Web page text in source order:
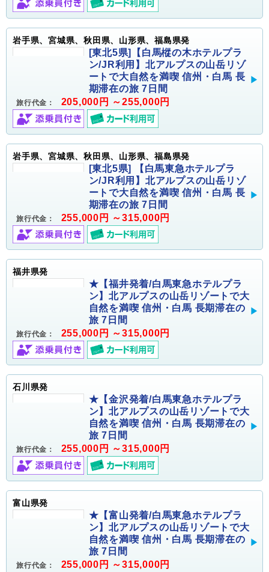
岩手県、宮城県、秋田県、山形県、福島県発
[東北5県]【白馬樅の木ホテルプラ
ン/JR利用】北アルプスの山岳リゾ
ートで大自然を満喫 信州・白馬 長
期滞在の旅 7日間
旅行代金： 205,000円 ～255,000円
岩手県、宮城県、秋田県、山形県、福島県発
[東北5県] 【白馬東急ホテルプラ
ン/JR利用】北アルプスの山岳リゾ
ートで大自然を満喫 信州・白馬 長
期滞在の旅 7日間
旅行代金： 255,000円 ～315,000円
福井県発
★【福井発着/白馬東急ホテルプラ
ン】北アルプスの山岳リゾートで大
自然を満喫 信州・白馬 長期滞在の
旅 7日間
旅行代金： 255,000円 ～315,000円
石川県発
★【金沢発着/白馬東急ホテルプラ
ン】北アルプスの山岳リゾートで大
自然を満喫 信州・白馬 長期滞在の
旅 7日間
旅行代金： 255,000円 ～315,000円
富山県発
★【富山発着/白馬東急ホテルプラ
ン】北アルプスの山岳リゾートで大
自然を満喫 信州・白馬 長期滞在の
旅 7日間
旅行代金： 255,000円 ～315,000円